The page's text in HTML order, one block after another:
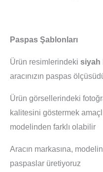
Paspas Şablonları
Ürün resimlerindeki siyah
aracınızın paspas
Ürün görsellerindeki
kalitesini göstermek
modelinden farklı olabilir
Aracın markasına,
paspaslar üretiyoruz